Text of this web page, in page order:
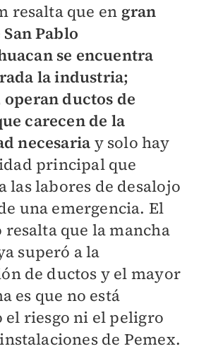
resalta que en gran
Pablo
se encuentra
la industria;
operan ductos de
carecen de la
necesaria y solo hay
principal que
las labores de desalojo
una emergencia. El
que la mancha
superó a la
de ductos y el mayor
es que no está
riesgo ni el peligro
de Pemex.